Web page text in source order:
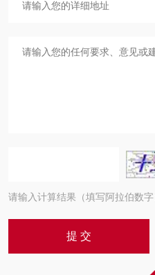
请输入计算结果（填写阿拉伯数